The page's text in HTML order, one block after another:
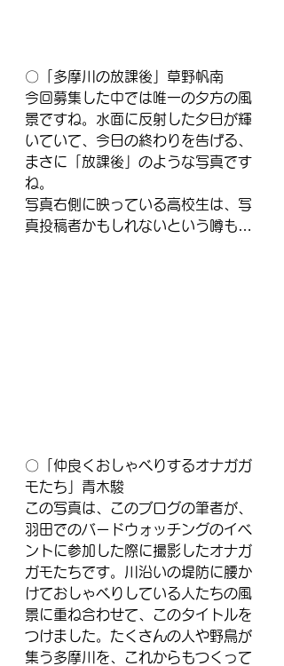
〇「多摩川の放課後」草野帆南
今回募集した中では唯一の夕方の風
景ですね。水面に反射した夕日が輝
いていて、今日の終わりを告げる、
まさに「放課後」のような写真です
ね。
写真右側に映っている高校生は、写
真投稿者かもしれないという噂も…
〇「仲良くおしゃべりするオナガガ
モたち」青木駿
この写真は、このブログの筆者が、
羽田でのバードウォッチングのイベ
ントに参加した際に撮影したオナガ
ガモたちです。川沿いの堤防に腰か
けておしゃべりしている人たちの風
景に重ね合わせて、このタイトルを
つけました。たくさんの人や野鳥が
集う多摩川を、これからもつくって